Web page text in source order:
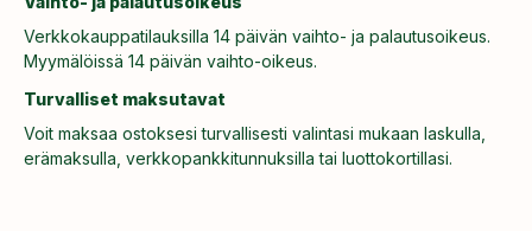
Verkkokauppatilauksilla 14 päivän vaihto- ja palautusoikeus.
Myymälöissä 14 päivän vaihto-oikeus.
Turvalliset maksutavat
Voit maksaa ostoksesi turvallisesti valintasi mukaan laskulla,
erämaksulla, verkkopankkitunnuksilla tai luottokortillasi.